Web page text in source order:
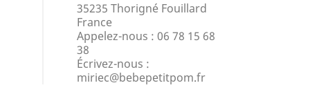
35235 Thorigné Fouillard
France
Appelez-nous : 06 78 15 68
38
Écrivez-nous :
miriec@bebepetitpom.fr